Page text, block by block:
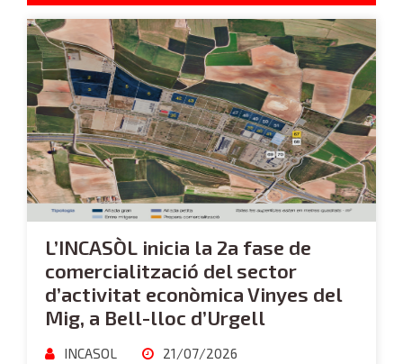
L’INCASÒL inicia la 2a fase de
comercialització del sector
d’activitat econòmica Vinyes del
Mig, a Bell-lloc d’Urgell
INCASOL 21/07/2026